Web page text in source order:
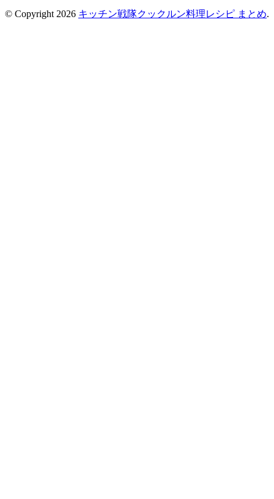
© Copyright 2026 キッチン戦隊クックルン料理レシピ まとめ.